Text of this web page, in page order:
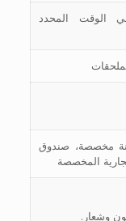
الوقت المحدد
مخصصة، صندوق
المخصصة
وشعار.